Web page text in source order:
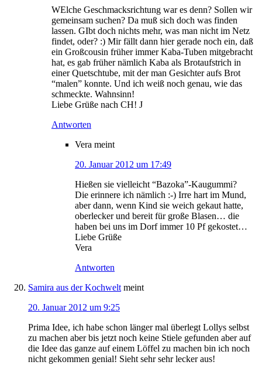
WElche Geschmacksrichtung war es denn? Sollen wir
gemeinsam suchen? Da muß sich doch was finden
lassen. GIbt doch nichts mehr, was man nicht im Netz
findet, oder? :) Mir fällt dann hier gerade noch ein, daß
ein Großcousin früher immer Kaba-Tuben mitgebracht
hat, es gab früher nämlich Kaba als Brotaufstrich in
einer Quetschtube, mit der man Gesichter aufs Brot
“malen” konnte. Und ich weiß noch genau, wie das
schmeckte. Wahnsinn!
Liebe Grüße nach CH! J
Antworten
Vera meint
20. Januar 2012 um 17:49
Hießen sie vielleicht “Bazoka”-Kaugummi?
Die erinnere ich nämlich :-) Irre hart im Mund,
aber dann, wenn Kind sie weich gekaut hatte,
oberlecker und bereit für große Blasen… die
haben bei uns im Dorf immer 10 Pf gekostet…
Liebe Grüße
Vera
Antworten
Samira aus der Kochwelt meint
20. Januar 2012 um 9:25
Prima Idee, ich habe schon länger mal überlegt Lollys selbst
zu machen aber bis jetzt noch keine Stiele gefunden aber auf
die Idee das ganze auf einem Löffel zu machen bin ich noch
nicht gekommen genial! Sieht sehr sehr lecker aus!